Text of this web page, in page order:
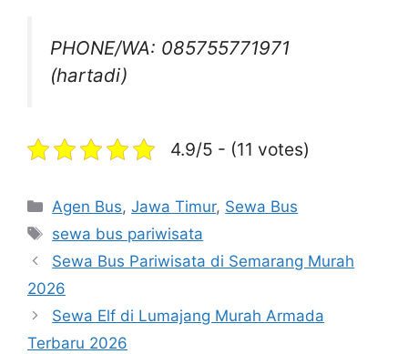
PHONE/WA: 085755771971
(hartadi)
4.9/5 - (11 votes)
Categories
Agen Bus,Jawa Timur, Sewa Bus
Tags
sewa bus pariwisata
Sewa Bus Pariwisata di Semarang Murah
2026
Sewa Elf di Lumajang Murah Armada
Terbaru 2026